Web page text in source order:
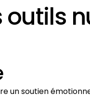
outils
un soutien